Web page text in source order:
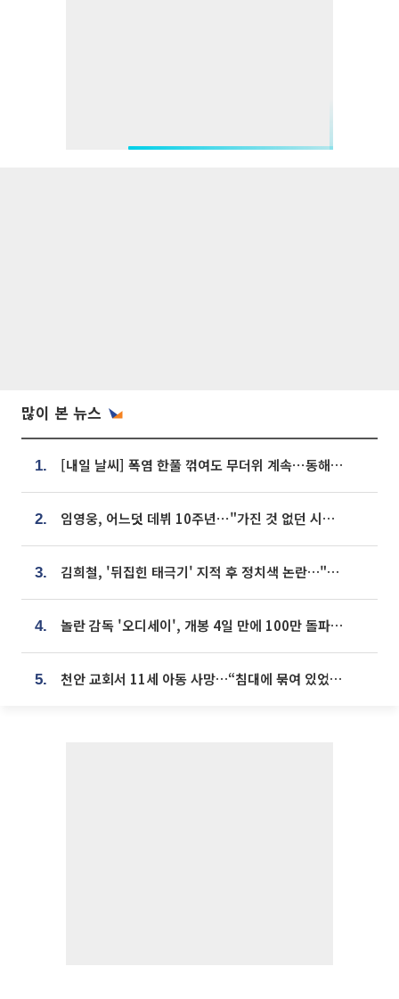
많이 본 뉴스
1. [내일 날씨] 폭염 한풀 꺾여도 무더위 계속⋯동해안 이틀 연속 비
2. 임영웅, 어느덧 데뷔 10주년⋯"가진 것 없던 시절, 내 앞엔 20명의 팬뿐"
3. 김희철, '뒤집힌 태극기' 지적 후 정치색 논란…"좌우 떠나 우리나라 국기"
4. 놀란 감독 '오디세이', 개봉 4일 만에 100만 돌파⋯'왕사남' 보다 빠르다
5. 천안 교회서 11세 아동 사망…“침대에 묶여 있었다” 진술 확보